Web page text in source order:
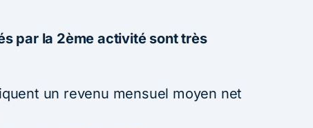
par la 2ème activité sont très
un revenu mensuel moyen net